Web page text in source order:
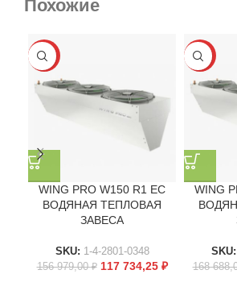
Похожие
-25%
WING PRO W150 R1 EC
ВОДЯНАЯ ТЕПЛОВАЯ
ЗАВЕСА
SKU: 1-4-2801-0348
156 979,00₽ 117 734,25 ₽
-25%
WING
SKU:
168